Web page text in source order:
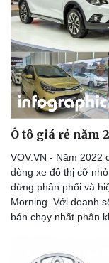
Doanh nghiệp
Thông tin doanh
Doanh nghiệp 24h
Doanh nhân
Vì cộng đồng
Ô tô giá rẻ năm
VOV.VN - Năm 2022
dòng xe đô thị cỡ
dừng phân phối và
Morning. Với doanh
bán chạy nhất phân